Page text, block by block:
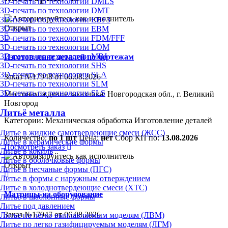
3D-печать по технологии DMT
3D-печать по технологии EBF3
3D-печать по технологии EBM
3D-печать по технологии FDM/FFF
3D-печать по технологии LOM
3D-печать по технологии MBJ
3D-печать по технологии SHS
3D-печать по технологии SLA
3D-печать по технологии SLM
3D-печать по технологии SLS
Литьё металла
Литье в жидкие самотвердеющие смеси (ЖСС)
Литье в керамические формы
Литье в кокиль
Литье в оболочковые формы
Литье в песчаные формы (ПГС)
Литье в формы с наружным отверждением
Литье в холоднотвердеющие смеси (ХТС)
Литье в шаблонные формы
Литье под давлением
Литье по легко выплавляемым моделям (ЛВМ)
Литье по легко газифицируемым моделям (ЛГМ)
Открыт
Изготовление деталей по чертежам
Заказ №17948 от 06.08.2026
Местонахождение заказчика: Новгородская обл., г. Великий
Новгород
Категории: Механическая обработка Изготовление деталей
Количество:по 1 шт Цена:нет Сбор КП по:13.08.2026
Посмотреть заказ
Открыт
Матрицы на оборудование
Заказ №17947 от 06.08.2026